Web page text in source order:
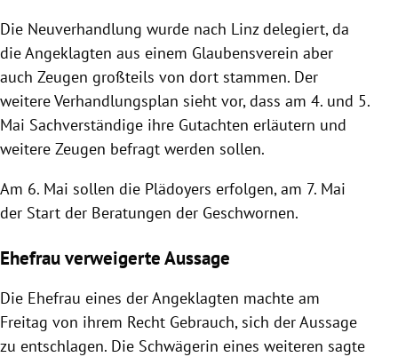
Die Neuverhandlung wurde nach Linz delegiert, da
die Angeklagten aus einem Glaubensverein aber
auch Zeugen großteils von dort stammen. Der
weitere Verhandlungsplan sieht vor, dass am 4. und 5.
Mai Sachverständige ihre Gutachten erläutern und
weitere Zeugen befragt werden sollen.
Am 6. Mai sollen die Plädoyers erfolgen, am 7. Mai
der Start der Beratungen der Geschwornen.
Ehefrau verweigerte Aussage
Die Ehefrau eines der Angeklagten machte am
Freitag von ihrem Recht Gebrauch, sich der Aussage
zu entschlagen. Die Schwägerin eines weiteren sagte